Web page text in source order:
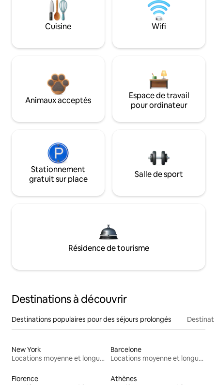
Cuisine Wifi
Animaux acceptés
Espace de travail
pour ordinateur
Stationnement
gratuit sur place
Salle de sport
Résidence de tourisme
Destinations à découvrir
Destinations populaires pour des séjours prolongés
New York
Locations moyenne et longue durée
Barcelone
Locations moyenne et longue durée
Florence
Athènes